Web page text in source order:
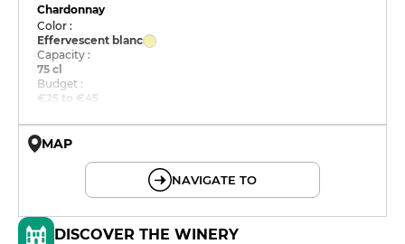
Chardonnay
Color :
Effervescent blanc
Capacity :
75 cl
Budget :
€25 to €45
MAP
NAVIGATE TO
DISCOVER THE WINERY